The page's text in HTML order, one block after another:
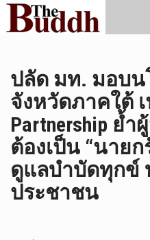
ปลัด มท. มอบน
จังหวัดภาคใต้
Partnership ย้ำ
ต้องเป็น “นาย
ดูแลบำบัดทุกข์
ประชาชน